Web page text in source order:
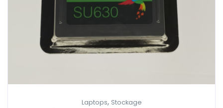
Laptops, Stockage